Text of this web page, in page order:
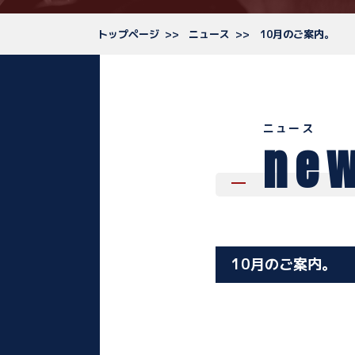
トップページ ニュース 10月のご案内。
ニュース
10月のご案内。